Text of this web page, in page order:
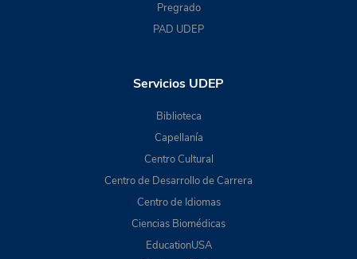
Pregrado
PAD UDEP
Servicios UDEP
Biblioteca
Capellanía
Centro Cultural
Centro de Desarrollo de Carrera
Centro de Idiomas
Ciencias Biomédicas
EducationUSA